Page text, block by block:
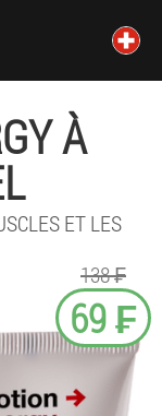
À
ET LES
138 ₣
69 ₣